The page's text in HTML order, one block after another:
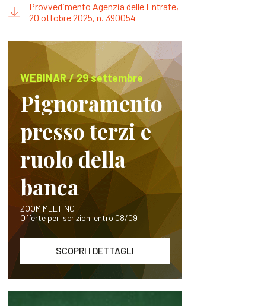
Provvedimento Agenzia delle Entrate,
20 ottobre 2025, n. 390054
WEBINAR / 29 settembre
Pignoramento
presso terzi e
ruolo della
banca
ZOOM MEETING
Offerte per iscrizioni entro 08/09
SCOPRI I DETTAGLI